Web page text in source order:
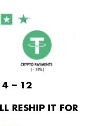
4 – 12
RESHIP IT FOR